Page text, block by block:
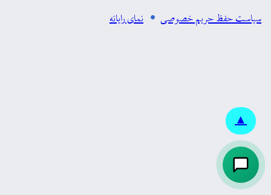
▲
سیاست حفظ حریم خصوصی
نمای رایانه